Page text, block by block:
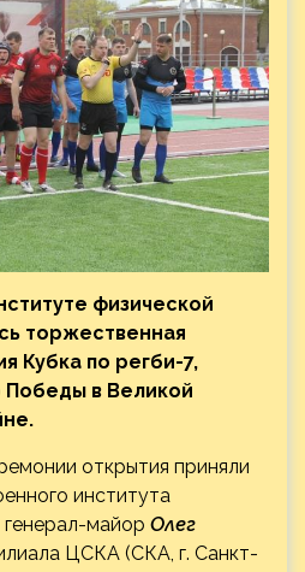
физической
торжественная
Кубка по регби-7,
в Великой
открытия приняли
института
генерал-майор Олег
ЦСКА (СКА, г. Санкт-